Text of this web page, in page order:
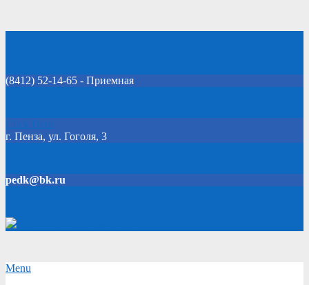
(8412) 52-14-65 - Приемная
Click Here
г. Пенза, ул. Гоголя, 3
pedk@bk.ru
Secondary
Menu